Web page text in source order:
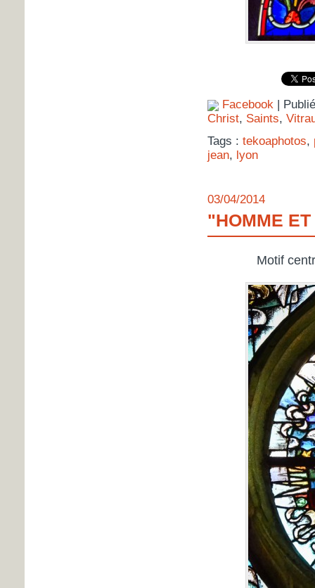
Facebook|
Christ, Saints,
Tags : tekoaphotos,
jean, lyon
03/04/2014
"HOMME
Motif